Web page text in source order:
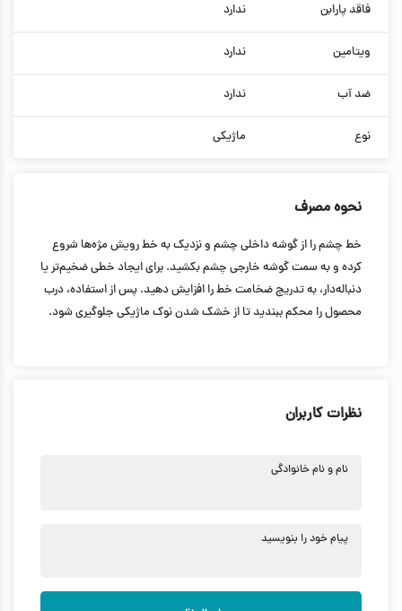
فاقد پارابن ندارد
ویتامین ندارد
ضد آب ندارد
نوع ماژیکی
نحوه مصرف
خط چشم را از گوشه داخلی چشم و نزدیک به خط رویش مژه‌ها شروع
کرده و به سمت گوشه خارجی چشم بکشید. برای ایجاد خطی ضخیم‌تر یا
دنباله‌دار، به تدریج ضخامت خط را افزایش دهید. پس از استفاده، درب
محصول را محکم ببندید تا از خشک شدن نوک ماژیکی جلوگیری شود.
نظرات کاربران
نام و نام خانوادگی
پیام خود را بنویسید